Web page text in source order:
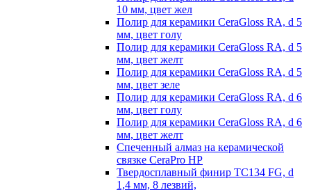
10 мм, цвет жел
Полир для керамики CeraGloss RA, d 5
мм, цвет голу
Полир для керамики CeraGloss RA, d 5
мм, цвет желт
Полир для керамики CeraGloss RA, d 5
мм, цвет зеле
Полир для керамики CeraGloss RA, d 6
мм, цвет голу
Полир для керамики CeraGloss RA, d 6
мм, цвет желт
Спеченный алмаз на керамической
связке CeraPro HP
Твердосплавный финир TC134 FG, d
1,4 мм, 8 лезвий,